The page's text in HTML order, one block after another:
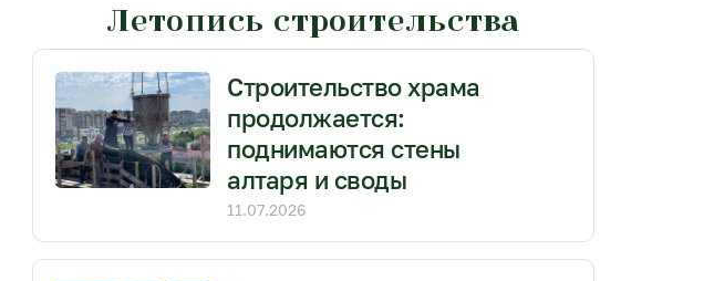
Летопись строительства
Строительство храма
продолжается:
поднимаются стены
алтаря и своды
11.07.2026